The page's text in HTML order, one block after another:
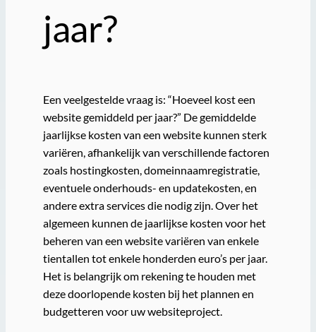
jaar?
Een veelgestelde vraag is: “Hoeveel kost een
website gemiddeld per jaar?” De gemiddelde
jaarlijkse kosten van een website kunnen sterk
variëren, afhankelijk van verschillende factoren
zoals hostingkosten, domeinnaamregistratie,
eventuele onderhouds- en updatekosten, en
andere extra services die nodig zijn. Over het
algemeen kunnen de jaarlijkse kosten voor het
beheren van een website variëren van enkele
tientallen tot enkele honderden euro’s per jaar.
Het is belangrijk om rekening te houden met
deze doorlopende kosten bij het plannen en
budgetteren voor uw websiteproject.